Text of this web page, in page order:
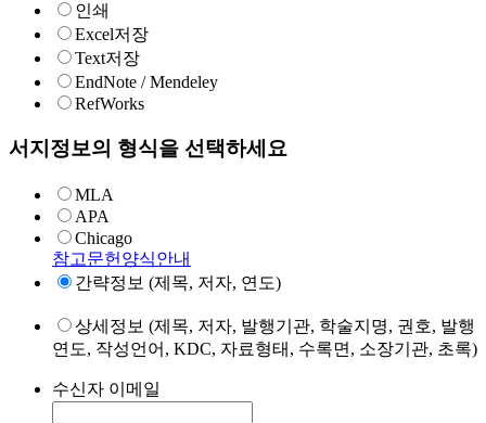
인쇄
Excel저장
Text저장
EndNote / Mendeley
RefWorks
서지정보의 형식을 선택하세요
MLA
APA
Chicago
참고문헌양식안내
간략정보 (제목, 저자, 연도)
상세정보 (제목, 저자, 발행기관, 학술지명, 권호, 발행
연도, 작성언어, KDC, 자료형태, 수록면, 소장기관, 초록)
수신자 이메일